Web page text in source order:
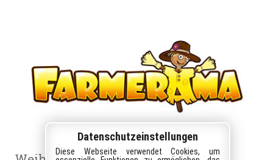
Datenschutzeinstellungen
Diese Webseite verwendet Cookies, um